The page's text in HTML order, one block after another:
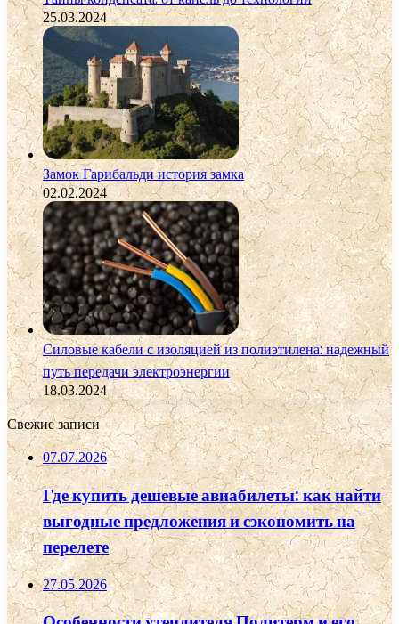
25.03.2024
Замок Гарибальди история замка
02.02.2024
Силовые кабели с изоляцией из полиэтилена: надежный
путь передачи электроэнергии
18.03.2024
Свежие записи
07.07.2026
Где купить дешевые авиабилеты: как найти
выгодные предложения и сэкономить на
перелете
27.05.2026